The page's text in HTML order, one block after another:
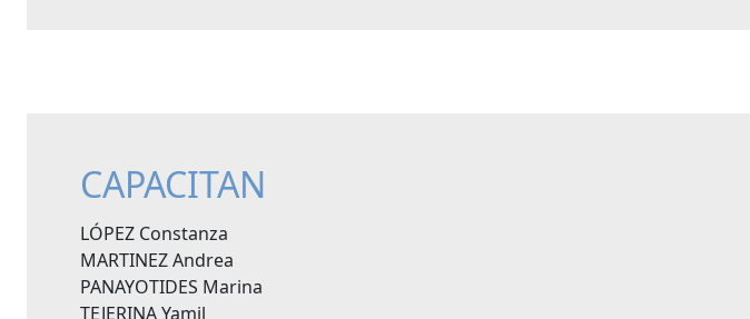
CAPACITAN
LÓPEZ Constanza
MARTINEZ Andrea
PANAYOTIDES Marina
TEJERINA Yamil